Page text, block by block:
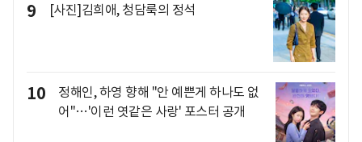
9 [사진]김희애, 청담룩의 정석
10
정해인, 하영 향해 "안 예쁜게 하나도 없
어"…'이런 엿같은 사랑' 포스터 공개